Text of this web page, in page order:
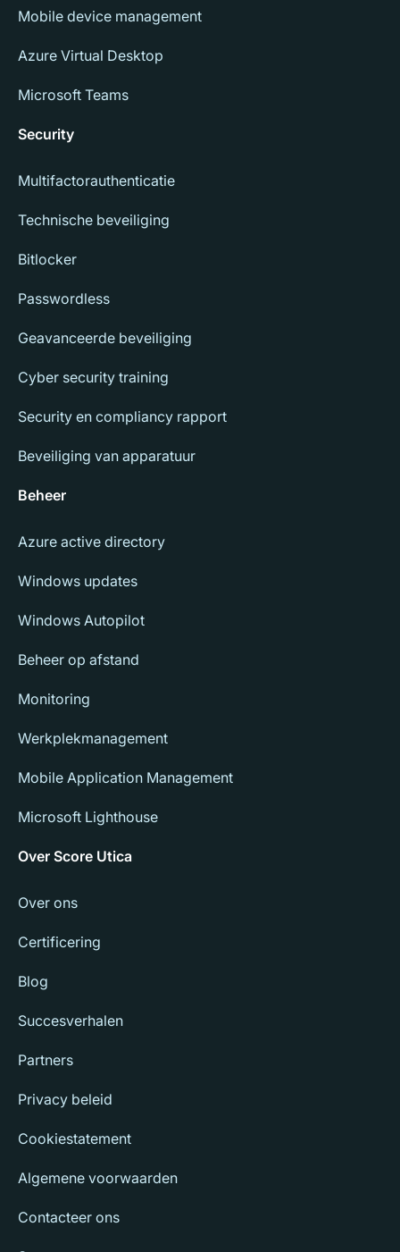
Mobile device management
Azure Virtual Desktop
Microsoft Teams
Security
Multifactorauthenticatie
Technische beveiliging
Bitlocker
Passwordless
Geavanceerde beveiliging
Cyber security training
Security en compliancy rapport
Beveiliging van apparatuur
Beheer
Azure active directory
Windows updates
Windows Autopilot
Beheer op afstand
Monitoring
Werkplekmanagement
Mobile Application Management
Microsoft Lighthouse
Over Score Utica
Over ons
Certificering
Blog
Succesverhalen
Partners
Privacy beleid
Cookiestatement
Algemene voorwaarden
Contacteer ons